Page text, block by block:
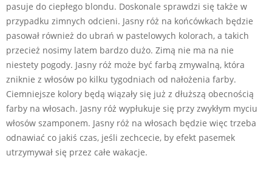
pasuje do ciepłego blondu. Doskonale sprawdzi się także w
przypadku zimnych odcieni. Jasny róż na końcówkach będzie
pasował również do ubrań w pastelowych kolorach, a takich
przecież nosimy latem bardzo dużo. Zimą nie ma na nie
niestety pogody. Jasny róż może być farbą zmywalną, która
zniknie z włosów po kilku tygodniach od nałożenia farby.
Ciemniejsze kolory będą wiązały się już z dłuższą obecnością
farby na włosach. Jasny róż wypłukuje się przy zwykłym myciu
włosów szamponem. Jasny róż na włosach będzie więc trzeba
odnawiać co jakiś czas, jeśli zechcecie, by efekt pasemek
utrzymywał się przez całe wakacje.